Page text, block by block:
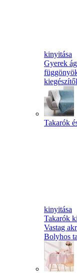
kinyitása
Gyerek
Takarók
kinyitása
Takarók
Vastag
Bolyhos